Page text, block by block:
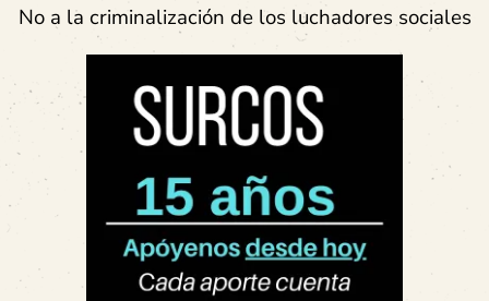
No a la criminalización de los luchadores sociales